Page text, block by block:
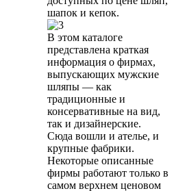
шапок и кепок.
В этом каталоге
представлена краткая
информация о фирмах,
выпускающих мужские
шляпы — как
традиционные и
консервативные на вид,
так и дизайнерские.
Сюда вошли и ателье, и
крупные фабрики.
Некоторые описанные
фирмы работают только в
самом верхнем ценовом